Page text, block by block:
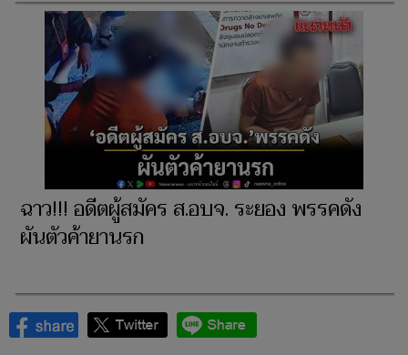
ฉาว!!! อดีตผู้สมัคร ส.อบจ. ระยอง พรรคดัง
ผันตัวค้ายานรก